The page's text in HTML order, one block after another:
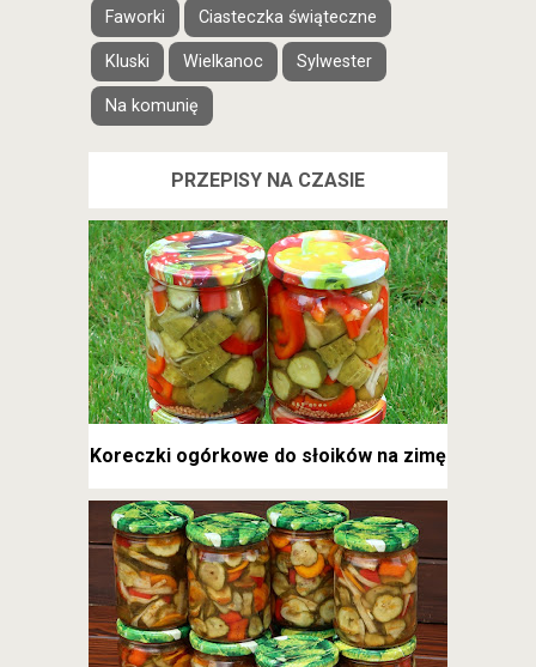
Faworki Ciasteczka świąteczne
Kluski Wielkanoc Sylwester
Na komunię
PRZEPISY NA CZASIE
Koreczki ogórkowe do słoików na zimę